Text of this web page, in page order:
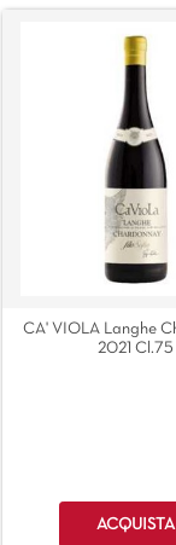
CA' VIOLA Langhe
2021 Cl.75
Quantità
ACQUISTA